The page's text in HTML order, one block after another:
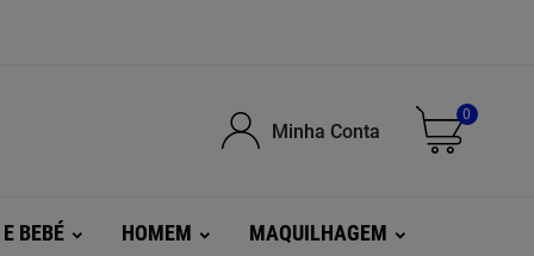
Minha Conta
0
BEBÉ HOMEM MAQUILHAGEM